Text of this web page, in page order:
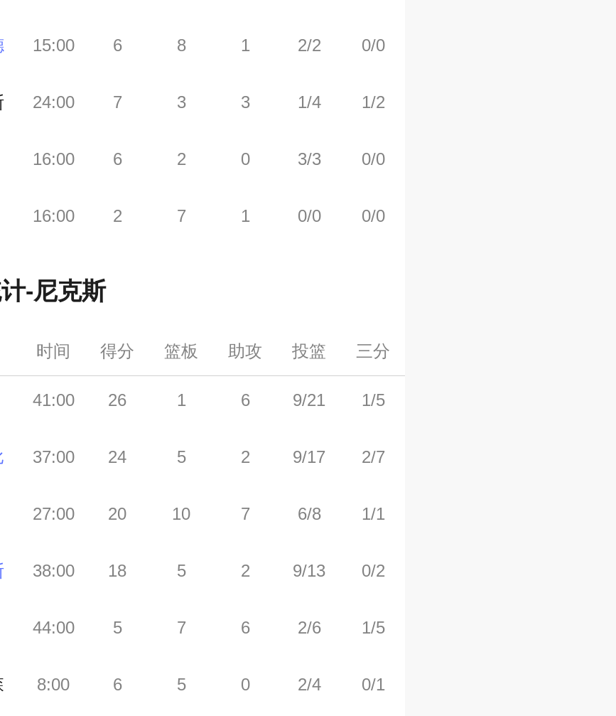
15:00
24:00
16:00
16:00
6
7
6
2
8
3
2
7
1
3
0
1
2/2
1/4
3/3
0/0
0/0
1/2
0/0
0/0
-尼克斯
时间
41:00
37:00
27:00
38:00
44:00
8:00
得分
26
24
20
18
5
6
篮板
1
5
10
5
7
5
助攻
6
2
7
2
6
0
投篮
9/21
9/17
6/8
9/13
2/6
2/4
三分
1/5
2/7
1/1
0/2
1/5
0/1